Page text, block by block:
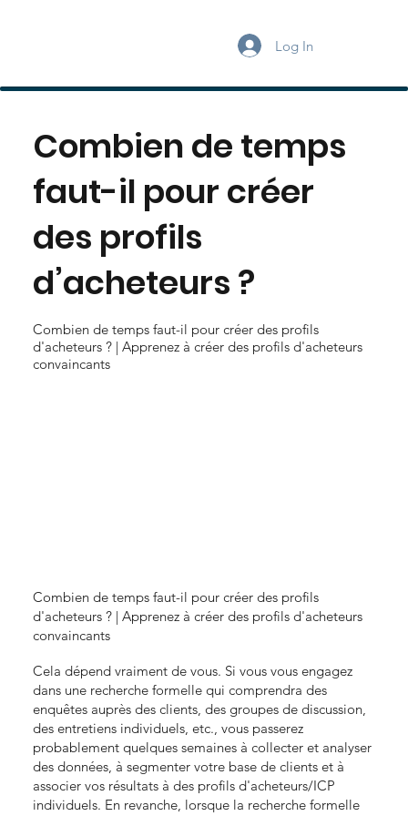
Log In
Combien de temps
faut-il pour créer
des profils
d’acheteurs ?
Combien de temps faut-il pour créer des profils
d'acheteurs ? | Apprenez à créer des profils d'acheteurs
convaincants
Combien de temps faut-il pour créer des profils
d'acheteurs ? | Apprenez à créer des profils d'acheteurs
convaincants
Cela dépend vraiment de vous. Si vous vous engagez
dans une recherche formelle qui comprendra des
enquêtes auprès des clients, des groupes de discussion,
des entretiens individuels, etc., vous passerez
probablement quelques semaines à collecter et analyser
des données, à segmenter votre base de clients et à
associer vos résultats à des profils d'acheteurs/ICP
individuels. En revanche, lorsque la recherche formelle